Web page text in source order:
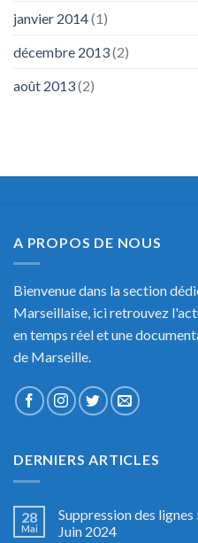
janvier 2014(1)
décembre 2013(2)
août 2013(2)
A PROPOS DE NOUS
Bienvenue dans la section
Marseillaise, ici retrouvez
en temps réel et une
de Marseille.
DERNIERS ARTICLES
28
Mai
Suppression des
Juin 2024